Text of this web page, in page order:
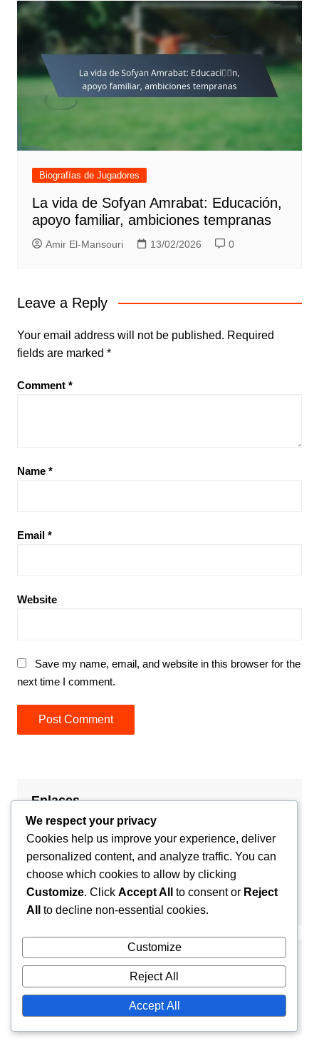
Biografías de Jugadores
La vida de Sofyan Amrabat: Educación,
apoyo familiar, ambiciones tempranas
Amir El-Mansouri 13/02/2026 0
Leave a Reply
Your email address will not be published. Required
fields are marked *
Comment *
Name *
Email *
Website
Save my name, email, and website in this browser for the
next time I comment.
Enlaces
Archivo del blog
Contacto
Buscar
We respect your privacy
Cookies help us improve your experience, deliver
personalized content, and analyze traffic. You can
choose which cookies to allow by clicking
Customize. Click Accept All to consent or Reject
All
to decline non-essential cookies.
Customize
Reject All
Accept All